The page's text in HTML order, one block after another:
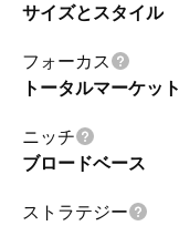
サイズとスタイル
フォーカス
トータルマーケット
ニッチ
ブロードベース
ストラテジー